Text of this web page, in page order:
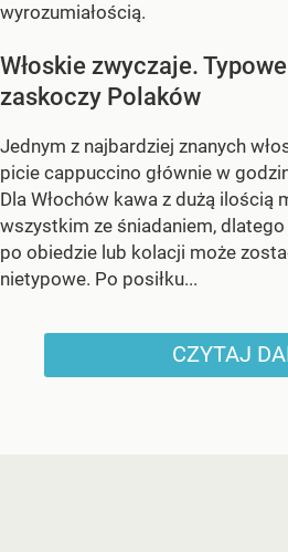
wyrozumiałością.
Włoskie zwyczaje.
zaskoczy Polaków
Jednym z najbardziej znanych
picie cappuccino głównie w
Dla Włochów kawa z dużą ilością
wszystkim ze śniadaniem,
po obiedzie lub kolacji może
nietypowe. Po posiłku...
CZYTAJ